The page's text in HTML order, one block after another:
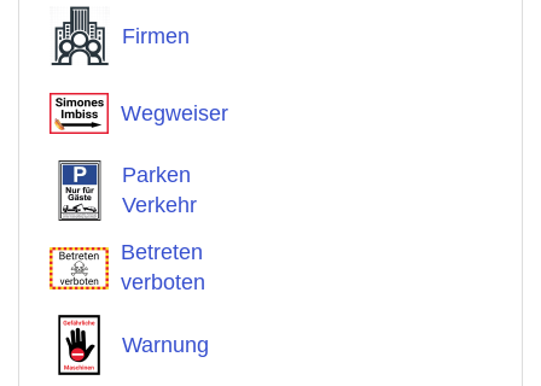
Firmen
Wegweiser
Parken
Verkehr
Betreten
verboten
Warnung